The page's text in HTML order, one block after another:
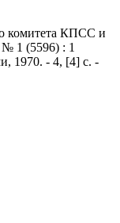
комитета КПСС и
№ 1 (5596) : 1
1970. - 4, [4] с. -